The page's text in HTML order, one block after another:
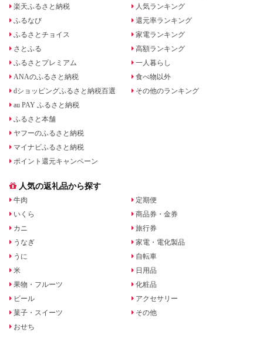
楽天ふるさと納税
ふるなび
ふるさとチョイス
さとふる
ふるさとプレミアム
ANAのふるさと納税
dショッピングふるさと納税百選
au PAY ふるさと納税
ふるさと本舗
ヤフーのふるさと納税
マイナビふるさと納税
ポイント還元キャンペーン
人気ランキング
還元率ランキング
家電ランキング
高額ランキング
一人暮らし
食べ物以外
その他のランキング
人気の返礼品から探す
牛肉
いくら
カニ
うなぎ
うに
米
果物・フルーツ
ビール
菓子・スイーツ
おせち
定期便
商品券・金券
旅行券
家電・電化製品
自転車
日用品
化粧品
アクセサリー
その他